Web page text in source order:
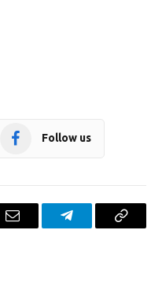
Follow us
Email TelegramCopy